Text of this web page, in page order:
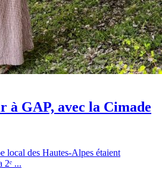
à GAP, avec la Cimade
local des Hautes-Alpes étaient
2ᵉ ...